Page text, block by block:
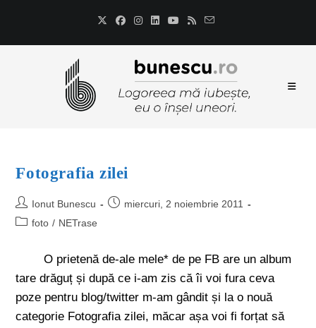
Fotografia zilei
Ionut Bunescu
miercuri, 2 noiembrie 2011
foto / NETrase
O prietenă de-ale mele* de pe FB are un album
tare drăguț și după ce i-am zis că îi voi fura ceva
poze pentru blog/twitter m-am gândit și la o nouă
categorie Fotografia zilei, măcar așa voi fi forțat să